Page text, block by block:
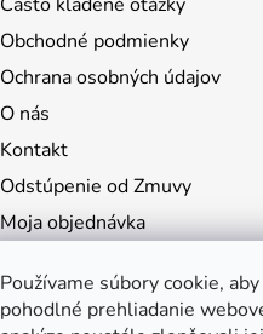
Používame súbory cookie,
pohodlné prehliadanie
Obchodné podmienky
Ochrana osobných údajov
O nás
Kontakt
Odstúpenie od Zmuvy
Moja objednávka